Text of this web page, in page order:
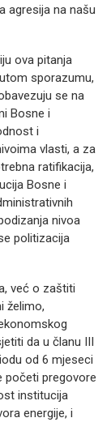
agresija na našu
ova pitanja
sporazumu,
se na
Bosne i
i
vlasti, a za
ratifikacija,
Bosne i
nivoa
politizacija
već o zaštiti
želimo,
da u članu III
od 6 mjeseci
početi pregovore
institucija
energije, i